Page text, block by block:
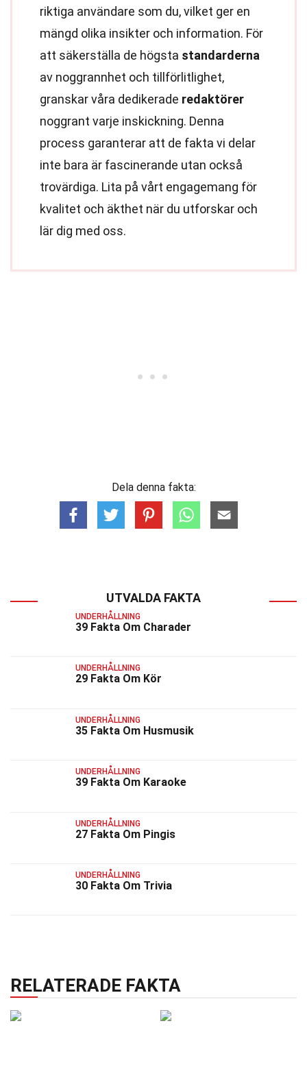
riktiga användare som du, vilket ger en
mängd olika insikter och information. För
att säkerställa de högsta standarderna
av noggrannhet och tillförlitlighet,
granskar våra dedikerade redaktörer
noggrant varje inskickning. Denna
process garanterar att de fakta vi delar
inte bara är fascinerande utan också
trovärdiga. Lita på vårt engagemang för
kvalitet och äkthet när du utforskar och
lär dig med oss.
Dela denna fakta:
UTVALDA FAKTA
UNDERHÅLLNING
39 Fakta Om Charader
UNDERHÅLLNING
29 Fakta Om Kör
UNDERHÅLLNING
35 Fakta Om Husmusik
UNDERHÅLLNING
39 Fakta Om Karaoke
UNDERHÅLLNING
27 Fakta Om Pingis
UNDERHÅLLNING
30 Fakta Om Trivia
RELATERADE FAKTA